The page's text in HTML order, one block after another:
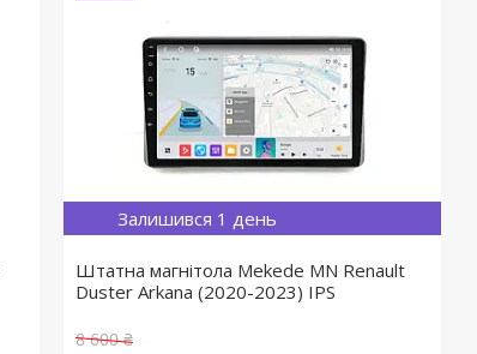
Залишився 1 день
Штатна магнітола Mekede MN Renault
Duster Arkana (2020-2023) IPS
8 600 ₴